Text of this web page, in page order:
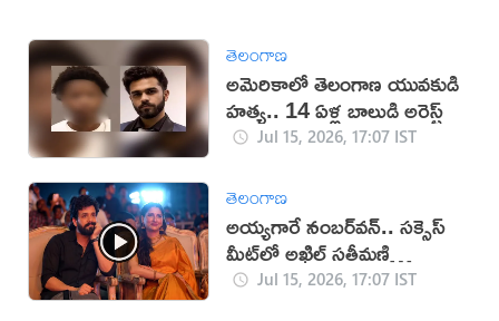
తెలంగాణ
అమెరికాలో తెలంగాణ యువకుడి
హత్య.. 14 ఏళ్ల బాలుడి అరెస్ట్
Jul 15, 2026, 17:07 IST
తెలంగాణ
అయ్యగారే నంబర్‌వన్.. సక్సెస్‌
మీట్‌లో అఖిల్ సతీమణి
(వీడియో)
Jul 15, 2026, 17:07 IST